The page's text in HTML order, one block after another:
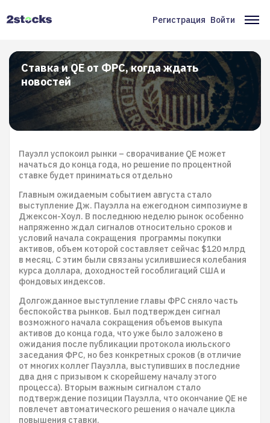
Меню
учётной
записи
пользователя
Регистрация Войти
Ставка и QE от ФРС, когда ждать
новостей
Пауэлл успокоил рынки – сворачивание QE может
начаться до конца года, но решение по процентной
ставке будет приниматься отдельно
Главным ожидаемым событием августа стало
выступление Дж. Пауэлла на ежегодном симпозиуме в
Джексон-Хоул. В последнюю неделю рынок особенно
напряженно ждал сигналов относительно сроков и
условий начала сокращения программы покупки
активов, объем которой составляет сейчас $120 млрд
в месяц. С этим были связаны усилившиеся колебания
курса доллара, доходностей гособлигаций США и
фондовых индексов.
Долгожданное выступление главы ФРС сняло часть
беспокойства рынков. Был подтвержден сигнал
возможного начала сокращения объемов выкупа
активов до конца года, что уже было заложено в
ожидания после публикации протокола июльского
заседания ФРС, но без конкретных сроков (в отличие
от многих коллег Пауэлла, выступивших в последние
два дня с призывом к скорейшему началу этого
процесса). Вторым важным сигналом стало
подтверждение позиции Пауэлла, что окончание QE не
повлечет автоматического решения о начале цикла
повышения ставки.